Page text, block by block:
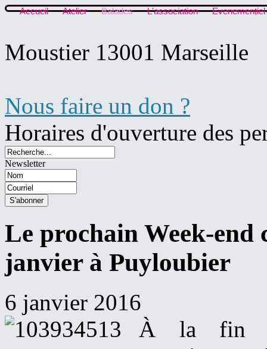
Accueil Atelier Balades L'association Evenementiel
Moustier 13001 Marseille
Nous faire un don ?
Horaires d'ouverture des
Newsletter
Le prochain Week-end
janvier à Puyloubier
6 janvier 2016
À la fin